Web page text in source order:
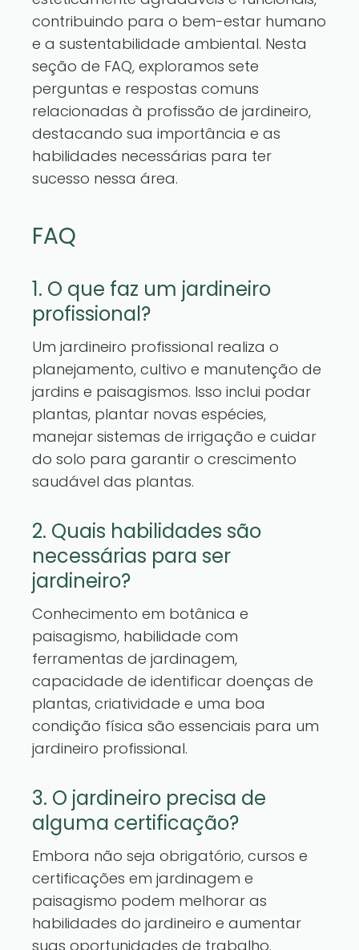
contribuindo para o bem-estar humano
e a sustentabilidade ambiental. Nesta
seção de FAQ, exploramos sete
perguntas e respostas comuns
relacionadas à profissão de jardineiro,
destacando sua importância e as
habilidades necessárias para ter
sucesso nessa área.
FAQ
1. O que faz um jardineiro
profissional?
Um jardineiro profissional realiza o
planejamento, cultivo e manutenção de
jardins e paisagismos. Isso inclui podar
plantas, plantar novas espécies,
manejar sistemas de irrigação e cuidar
do solo para garantir o crescimento
saudável das plantas.
2. Quais habilidades são
necessárias para ser
jardineiro?
Conhecimento em botânica e
paisagismo, habilidade com
ferramentas de jardinagem,
capacidade de identificar doenças de
plantas, criatividade e uma boa
condição física são essenciais para um
jardineiro profissional.
3. O jardineiro precisa de
alguma certificação?
Embora não seja obrigatório, cursos e
certificações em jardinagem e
paisagismo podem melhorar as
habilidades do jardineiro e aumentar
suas oportunidades de trabalho.